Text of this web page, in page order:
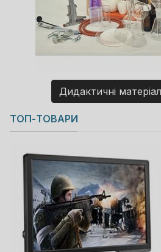
Дидактичні
Copyright MAXXmarketing GmbH
JoomShopping Download &
ТОП-ТОВАРИ